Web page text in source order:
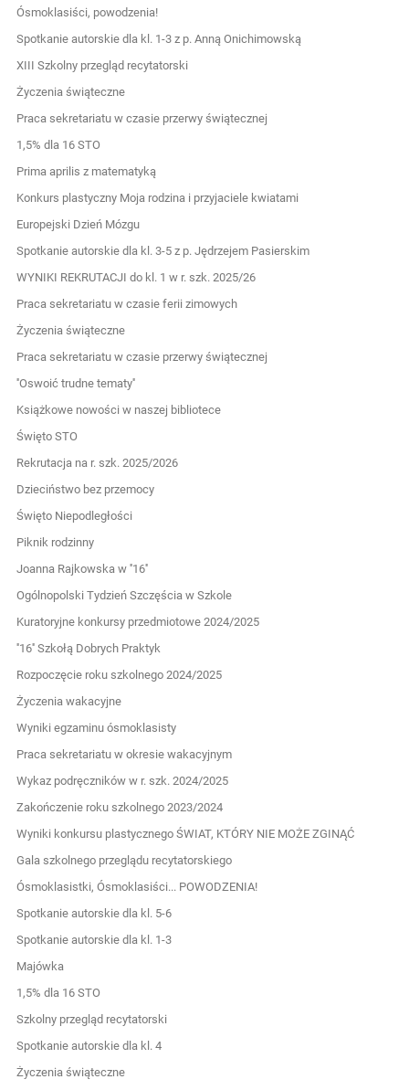
Ósmoklasiści, powodzenia!
Spotkanie autorskie dla kl. 1-3 z p. Anną Onichimowską
XIII Szkolny przegląd recytatorski
Życzenia świąteczne
Praca sekretariatu w czasie przerwy świątecznej
1,5% dla 16 STO
Prima aprilis z matematyką
Konkurs plastyczny Moja rodzina i przyjaciele kwiatami
Europejski Dzień Mózgu
Spotkanie autorskie dla kl. 3-5 z p. Jędrzejem Pasierskim
WYNIKI REKRUTACJI do kl. 1 w r. szk. 2025/26
Praca sekretariatu w czasie ferii zimowych
Życzenia świąteczne
Praca sekretariatu w czasie przerwy świątecznej
''Oswoić trudne tematy''
Książkowe nowości w naszej bibliotece
Święto STO
Rekrutacja na r. szk. 2025/2026
Dzieciństwo bez przemocy
Święto Niepodległości
Piknik rodzinny
Joanna Rajkowska w ''16''
Ogólnopolski Tydzień Szczęścia w Szkole
Kuratoryjne konkursy przedmiotowe 2024/2025
''16'' Szkołą Dobrych Praktyk
Rozpoczęcie roku szkolnego 2024/2025
Życzenia wakacyjne
Wyniki egzaminu ósmoklasisty
Praca sekretariatu w okresie wakacyjnym
Wykaz podręczników w r. szk. 2024/2025
Zakończenie roku szkolnego 2023/2024
Wyniki konkursu plastycznego ŚWIAT, KTÓRY NIE MOŻE ZGINĄĆ
Gala szkolnego przeglądu recytatorskiego
Ósmoklasistki, Ósmoklasiści... POWODZENIA!
Spotkanie autorskie dla kl. 5-6
Spotkanie autorskie dla kl. 1-3
Majówka
1,5% dla 16 STO
Szkolny przegląd recytatorski
Spotkanie autorskie dla kl. 4
Życzenia świąteczne